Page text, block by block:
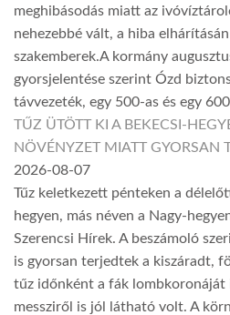
meghibásodás miatt az
nehezebbé vált, a hiba
szakemberek.A kormány
gyorsjelentése szerint Ózd
távvezeték, egy 500-as és egy
TŰZ ÜTÖTT KI A BEKECSI-
NÖVÉNYZET MIATT GYORSAN
2026-08-07
Tűz keletkezett pénteken a
hegyen, más néven a Nagy-
Szerencsi Hírek. A beszámoló
is gyorsan terjedtek a kiszáradt,
tűz időnként a fák lombkoronáját
messziről is jól látható volt. A